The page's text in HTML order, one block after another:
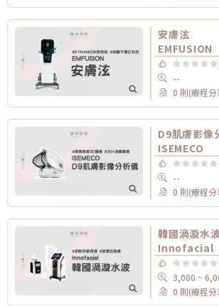
安膚泫
EMFUSION
--
0 則(療程分
D9肌膚影像
ISEMECO
--
0 則(療程分
韓國渦漩水
Innofacial
3,000 ~
0 則(療程分